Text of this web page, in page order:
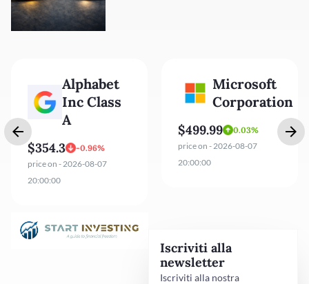
Microsoft
Corporation
$499.99
price on - 2026-08-07
20:00:00
Amazon.com
Inc
$274.48
0.82%
price on - 2026-08-07
20:00:00
Iscriviti alla
newsletter
Iscriviti alla nostra